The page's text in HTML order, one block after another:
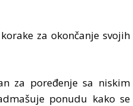
za okončanje svojih
za poređenje sa niskim
ponudu kako se